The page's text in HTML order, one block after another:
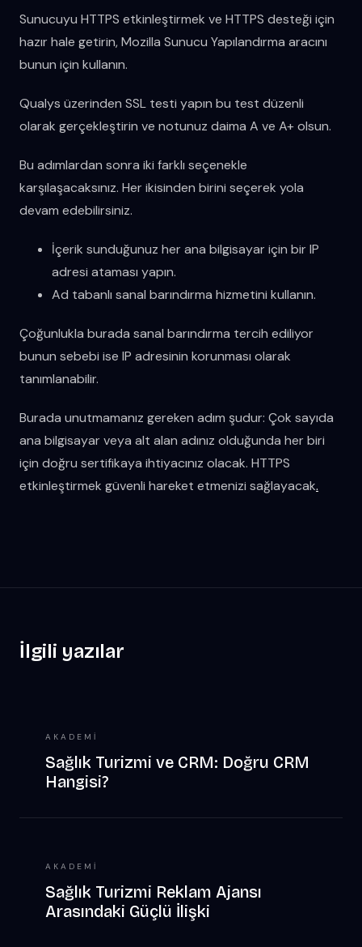
Sunucuyu HTTPS etkinleştirmek ve HTTPS desteği için
hazır hale getirin, Mozilla Sunucu Yapılandırma aracını
bunun için kullanın.
Qualys üzerinden SSL testi yapın bu test düzenli
olarak gerçekleştirin ve notunuz daima A ve A+ olsun.
Bu adımlardan sonra iki farklı seçenekle
karşılaşacaksınız. Her ikisinden birini seçerek yola
devam edebilirsiniz.
İçerik sunduğunuz her ana bilgisayar için bir IP
adresi ataması yapın.
Ad tabanlı sanal barındırma hizmetini kullanın.
Çoğunlukla burada sanal barındırma tercih ediliyor
bunun sebebi ise IP adresinin korunması olarak
tanımlanabilir.
Burada unutmamanız gereken adım şudur: Çok sayıda
ana bilgisayar veya alt alan adınız olduğunda her biri
için doğru sertifikaya ihtiyacınız olacak. HTTPS
etkinleştirmek güvenli hareket etmenizi sağlayacak.
İlgili yazılar
AKADEMI
Sağlık Turizmi ve CRM: Doğru CRM
Hangisi?
AKADEMI
Sağlık Turizmi Reklam Ajansı
Arasındaki Güçlü İlişki